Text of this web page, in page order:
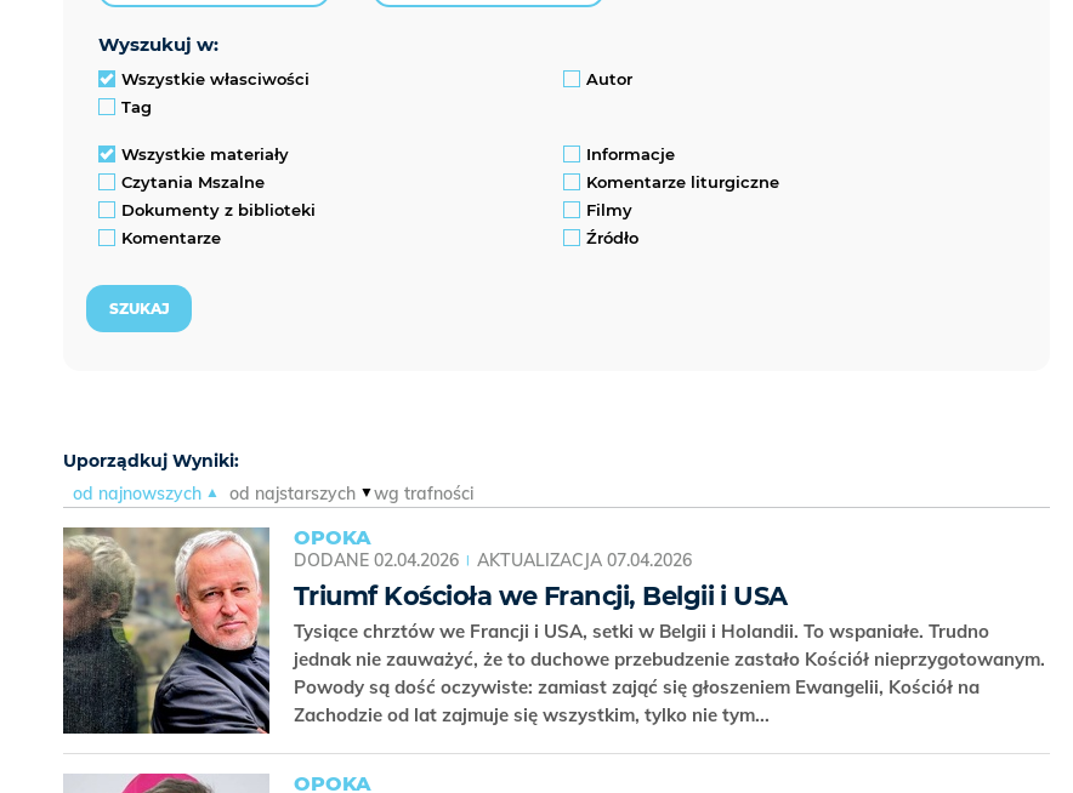
wyszukuj w:
Wszystkie własciwości
Autor
Tag
Wszystkie materiały
Informacje
Czytania Mszalne
Komentarze liturgiczne
Dokumenty z biblioteki
Filmy
Komentarze
Źródło
Uporządkuj Wyniki:
od najnowszych
od najstarszych wg trafności
OPOKA
DODANE 02.04.2026 AKTUALIZACJA 07.04.2026
Triumf Kościoła we Francji, Belgii i USA
Tysiące chrztów we Francji i USA, setki w Belgii i Holandii. To wspaniałe. Trudno
jednak nie zauważyć, że to duchowe przebudzenie zastało Kościół nieprzygotowanym.
Powody są dość oczywiste: zamiast zająć się głoszeniem Ewangelii, Kościół na
Zachodzie od lat zajmuje się wszystkim, tylko nie tym...
OPOKA